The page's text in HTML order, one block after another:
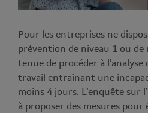
Pour les entreprises ne
prévention de niveau 1 ou de
tenue de procéder à
travail entraînant une
moins 4 jours. L’enquête sur
à proposer des mesures pour